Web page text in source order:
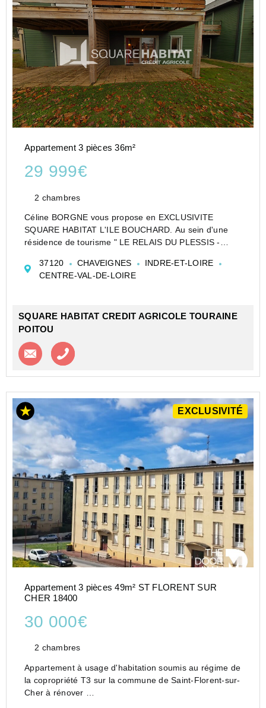
Appartement 3 pièces 36m²
29 999€
2 chambres
Céline BORGNE vous propose en EXCLUSIVITE
SQUARE HABITAT L'ILE BOUCHARD. Au sein d'une
résidence de tourisme " LE RELAIS DU PLESSIS -
Cet appartement - 3 pièces, meublé, d'une surface de
36m² + terrasse de 15m² donnant...
37120 CHAVEIGNES
INDRE-ET-LOIRE
CENTRE-VAL-DE-LOIRE
SQUARE HABITAT CREDIT AGRICOLE TOURAINE
POITOU
Contacter l'agence
EXCLUSIVITÉ
Appartement 3 pièces 49m² ST FLORENT SUR
CHER 18400
30 000€
2 chambres
Appartement à usage d'habitation soumis au régime de
la copropriété T3 sur la commune de Saint-Florent-sur-
Cher à rénover